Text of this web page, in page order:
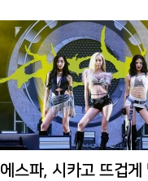
에스파, 시카고 뜨겁게